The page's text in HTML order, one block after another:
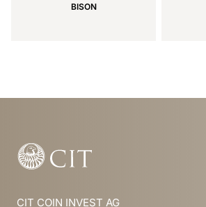
BISON
39
CIT COIN INVEST AG